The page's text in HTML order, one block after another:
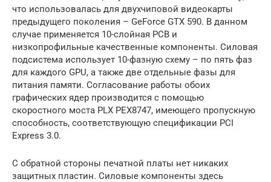
что использовалась для двухчиповой видеокарты
предыдущего поколения – GeForce GTX 590. В данном
случае применяется 10-слойная PCB и
низкопрофильные качественные компоненты. Силовая
подсистема использует 10-фазную схему – по пять фаз
для каждого GPU, а также две отдельные фазы для
питания памяти. Согласование работы обоих
графических ядер производится с помощью
скоростного моста PLX PEX8747, имеющего пропускную
способность, соответствующую спецификации PCI
Express 3.0.
С обратной стороны печатной платы нет никаких
защитных пластин. Силовые компоненты здесь